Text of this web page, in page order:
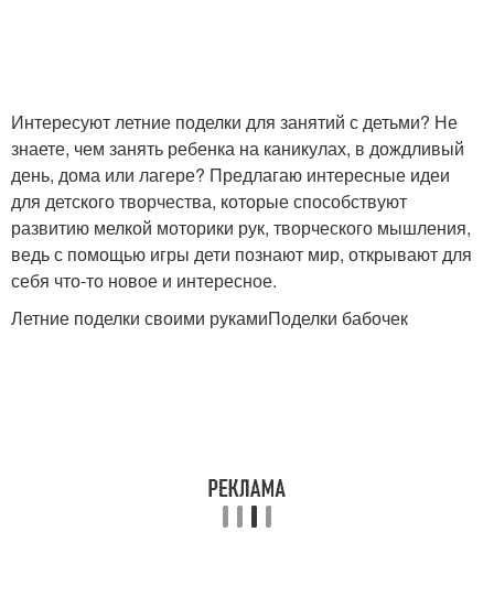
Поделки для малышей Лёгкие поделки
Поделки из подручных
материалов
Поделки из разных
материалов
Интересуют летние поделки для занятий с детьми? Не
знаете, чем занять ребенка на каникулах, в дождливый
день, дома или лагере? Предлагаю интересные идеи
для детского творчества, которые способствуют
развитию мелкой моторики рук, творческого мышления,
ведь с помощью игры дети познают мир, открывают для
себя что-то новое и интересное.
Летние поделки своими рукамиПоделки бабочек